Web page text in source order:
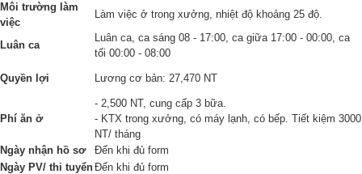
Môi trường làm
việc
Làm việc ở trong xưởng, nhiệt độ khoảng 25 độ.
Luân ca
Luân ca, ca sáng 08 - 17:00, ca giữa 17:00 - 00:00, ca
tối 00:00 - 08:00
Quyền lợi Lương cơ bản: 27,470 NT
Phí ăn ở
- 2,500 NT, cung cấp 3 bữa.
- KTX trong xưởng, có máy lạnh, có bếp. Tiết kiệm 3000
NT/ tháng
Ngày nhận hồ sơ
Đến khi đủ form
Ngày PV/ thi tuyểnĐến khi đủ form